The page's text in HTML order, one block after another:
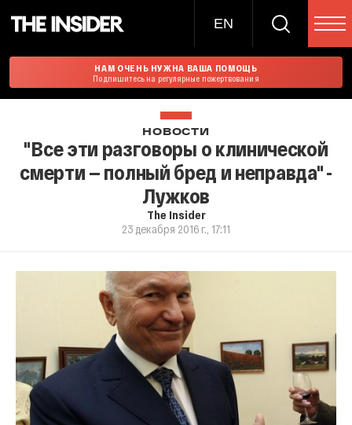
EN
НАМ ОЧЕНЬ НУЖНА ВАША ПОМОЩЬ
Подпишитесь на регулярные пожертвования
НОВОСТИ
"Все эти разговоры о клинической
смерти — полный бред и неправда" -
Лужков
The Insider
23 декабря 2016 г., 17:11